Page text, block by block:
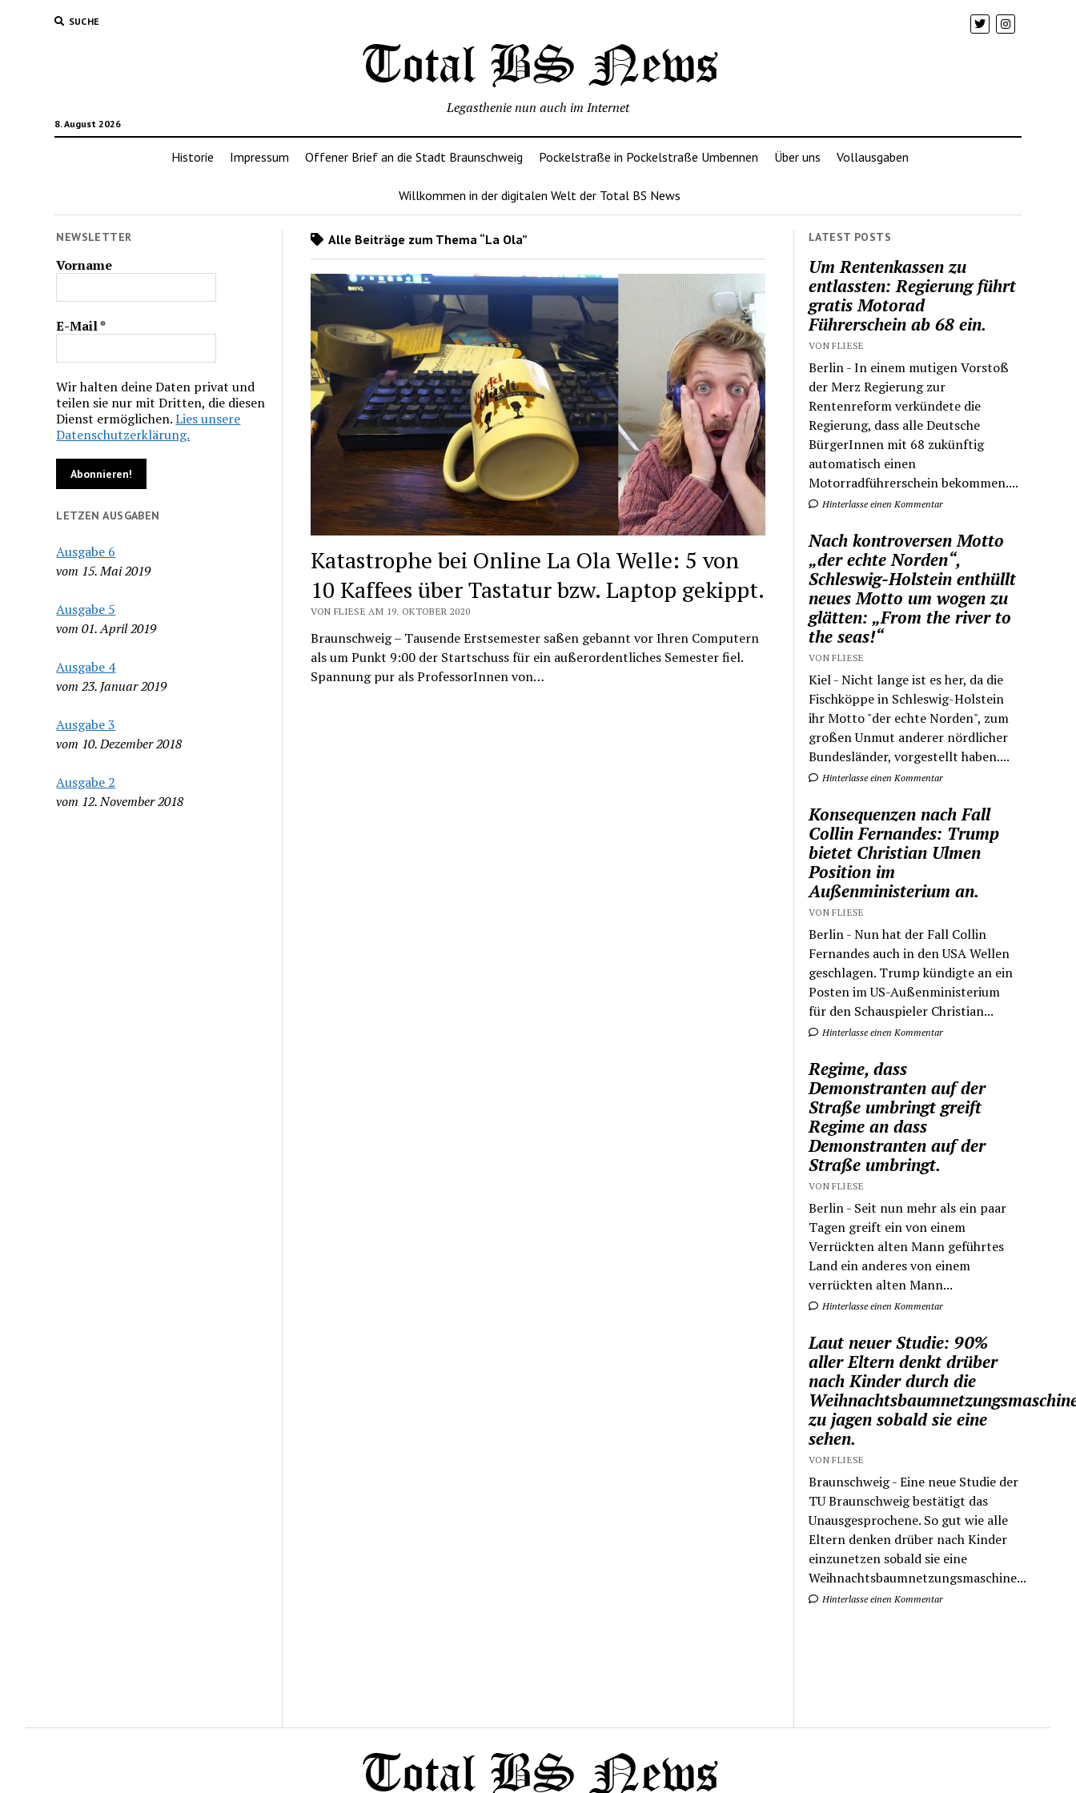
SUCHE
8. August 2026
Legasthenie nun auch im Internet
Historie Impressum Offener Brief an die Stadt Braunschweig Pockelstraße in Pockelstraße Umbennen Über uns Vollausgaben
Willkommen in der digitalen Welt der Total BS News
NEWSLETTER
Vorname
E-Mail*
Wir halten deine Daten privat und
teilen sie nur mit Dritten, die diesen
Dienst ermöglichen.Lies unsere
Datenschutzerklärung.
LETZEN AUSGABEN
Ausgabe 6
vom 15. Mai 2019
Ausgabe 5
vom 01. April 2019
Ausgabe 4
vom 23. Januar 2019
Ausgabe 3
vom 10. Dezember 2018
Ausgabe 2
vom 12. November 2018
Alle Beiträge zum Thema “La Ola”
Katastrophe bei Online La Ola Welle: 5 von
10 Kaffees über Tastatur bzw. Laptop gekippt.
VON FLIESE AM 19. OKTOBER 2020
Braunschweig – Tausende Erstsemester saßen gebannt vor Ihren Computern
als um Punkt 9:00 der Startschuss für ein außerordentliches Semester fiel.
Spannung pur als ProfessorInnen von…
LATEST POSTS
Um Rentenkassen zu
entlassten: Regierung führt
gratis Motorad
Führerschein ab 68 ein.
VON FLIESE
Berlin - In einem mutigen Vorstoß
der Merz Regierung zur
Rentenreform verkündete die
Regierung, dass alle Deutsche
BürgerInnen mit 68 zukünftig
automatisch einen
Motorradführerschein bekommen....
Hinterlasse einen Kommentar
Nach kontroversen Motto
„der echte Norden“,
Schleswig-Holstein enthüllt
neues Motto um wogen zu
glätten: „From the river to
the seas!“
VON FLIESE
Kiel - Nicht lange ist es her, da die
Fischköppe in Schleswig-Holstein
ihr Motto "der echte Norden", zum
großen Unmut anderer nördlicher
Bundesländer, vorgestellt haben....
Hinterlasse einen Kommentar
Konsequenzen nach Fall
Collin Fernandes: Trump
bietet Christian Ulmen
Position im
Außenministerium an.
VON FLIESE
Berlin - Nun hat der Fall Collin
Fernandes auch in den USA Wellen
geschlagen. Trump kündigte an ein
Posten im US-Außenministerium
für den Schauspieler Christian...
Hinterlasse einen Kommentar
Regime, dass
Demonstranten auf der
Straße umbringt greift
Regime an dass
Demonstranten auf der
Straße umbringt.
VON FLIESE
Berlin - Seit nun mehr als ein paar
Tagen greift ein von einem
Verrückten alten Mann geführtes
Land ein anderes von einem
verrückten alten Mann...
Hinterlasse einen Kommentar
Laut neuer Studie: 90%
aller Eltern denkt drüber
nach Kinder durch die
zu jagen sobald sie eine
sehen.
VON FLIESE
Braunschweig - Eine neue Studie der
TU Braunschweig bestätigt das
Unausgesprochene. So gut wie alle
Eltern denken drüber nach Kinder
einzunetzen sobald sie eine
Weihnachtsbaumnetzungsmaschine...
Hinterlasse einen Kommentar